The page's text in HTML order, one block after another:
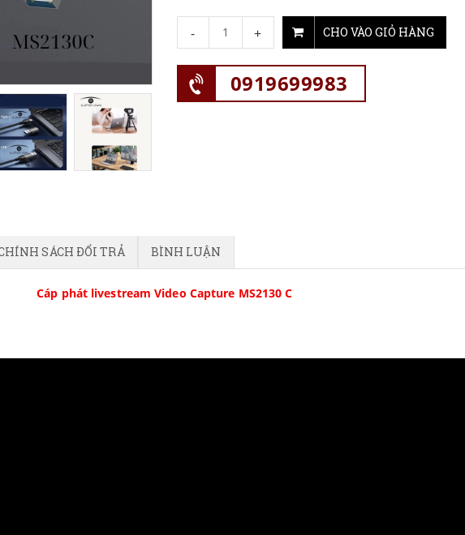
- + CHO VÀO GIỎ HÀNG
0919699983
SÁCH ĐỔI TRẢ BÌNH LUẬN
Cáp phát livestream Video Capture MS2130 C